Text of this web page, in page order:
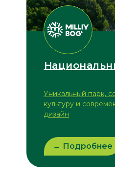
Уникальный парк,
культуру и
дизайн
→ Подробнее